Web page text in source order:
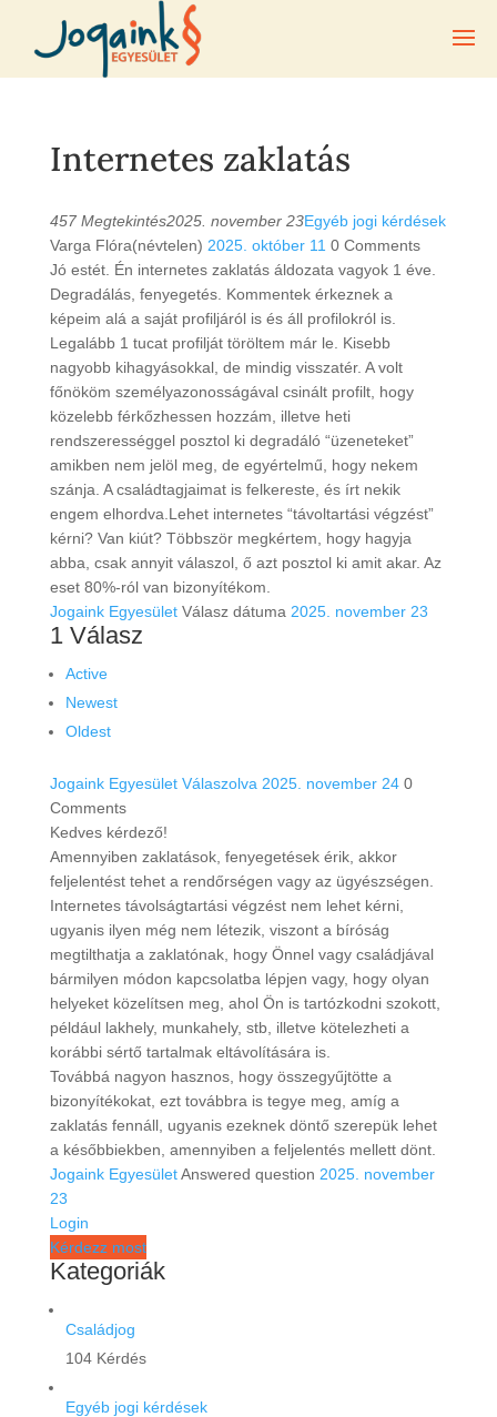
Internetes zaklatás
457 Megtekintés2025. november 23Egyéb jogi kérdések
Varga Flóra(névtelen) 2025. október 11 0Comments
Jó estét. Én internetes zaklatás áldozata vagyok 1 éve.
Degradálás, fenyegetés. Kommentek érkeznek a
képeim alá a saját profiljáról is és áll profilokról is.
Legalább 1 tucat profilját töröltem már le. Kisebb
nagyobb kihagyásokkal, de mindig visszatér. A volt
főnököm személyazonosságával csinált profilt, hogy
közelebb férkőzhessen hozzám, illetve heti
rendszerességgel posztol ki degradáló “üzeneteket”
amikben nem jelöl meg, de egyértelmű, hogy nekem
szánja. A családtagjaimat is felkereste, és írt nekik
engem elhordva.Lehet internetes “távoltartási végzést”
kérni? Van kiút? Többször megkértem, hogy hagyja
abba, csak annyit válaszol, ő azt posztol ki amit akar. Az
eset 80%-ról van bizonyítékom.
Jogaink EgyesületVálasz dátuma 2025. november 23
1 Válasz
Active
Newest
Oldest
Jogaink Egyesület Válaszolva 2025. november 24 0
Comments
Kedves kérdező!
Amennyiben zaklatások, fenyegetések érik, akkor
feljelentést tehet a rendőrségen vagy az ügyészségen.
Internetes távolságtartási végzést nem lehet kérni,
ugyanis ilyen még nem létezik, viszont a bíróság
megtilthatja a zaklatónak, hogy Önnel vagy családjával
bármilyen módon kapcsolatba lépjen vagy, hogy olyan
helyeket közelítsen meg, ahol Ön is tartózkodni szokott,
például lakhely, munkahely, stb, illetve kötelezheti a
korábbi sértő tartalmak eltávolítására is.
Továbbá nagyon hasznos, hogy összegyűjtötte a
bizonyítékokat, ezt továbbra is tegye meg, amíg a
zaklatás fennáll, ugyanis ezeknek döntő szerepük lehet
a későbbiekben, amennyiben a feljelentés mellett dönt.
Jogaink EgyesületAnswered question 2025. november
23
Login
Kérdezz most
Kategoriák
Családjog
104 Kérdés
Egyéb jogi kérdések